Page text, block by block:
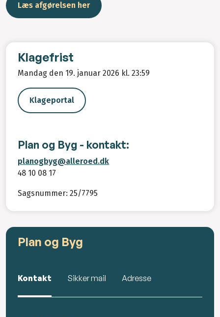
Læs afgørelsen her
Klagefrist
Mandag den 19. januar 2026 kl. 23:59
Klageportal
Plan og Byg - kontakt:
planogbyg@alleroed.dk
48 10 08 17
Sagsnummer: 25/7795
Plan og Byg
Kontakt Sikker mail Adresse